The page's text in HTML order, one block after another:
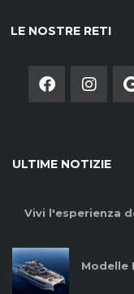
LE NOSTRE RETI
ULTIME NOTIZIE
Vivi l'esperienza
Modelle